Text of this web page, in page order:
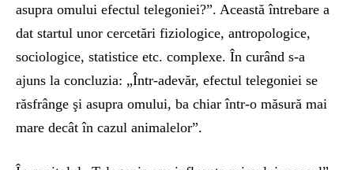
asupra omului efectul telegoniei?”. Această întrebare a
dat startul unor cercetări fiziologice, antropologice,
sociologice, statistice etc. complexe. În curând s-a
ajuns la concluzia: „Într-adevăr, efectul telegoniei se
răsfrânge şi asupra omului, ba chiar într-o măsură mai
mare decât în cazul animalelor”.